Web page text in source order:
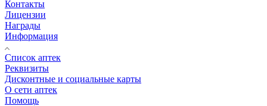
Контакты
Лицензии
Награды
Информация
Список аптек
Реквизиты
Дисконтные и социальные карты
О сети аптек
Помощь